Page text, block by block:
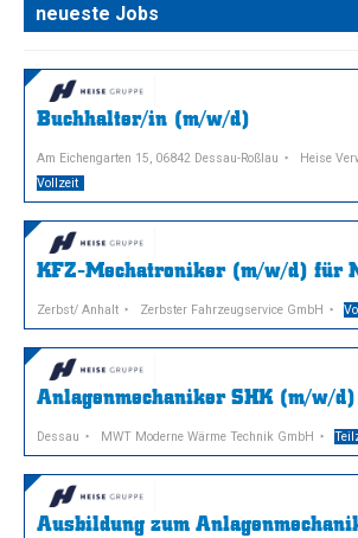
neueste Jobs
Buchhalter/in (m/w/d)
Am Eichengarten 15, 06842 Dessau-Roßlau
Heise
Vollzeit
KFZ-Mechatroniker (m/w/d) für
Zerbst/ Anhalt Zerbster Fahrzeugservice GmbH
Anlagenmechaniker SHK (m/w/d)
Dessau MWT Moderne Wärme Technik GmbH
Ausbildung zum